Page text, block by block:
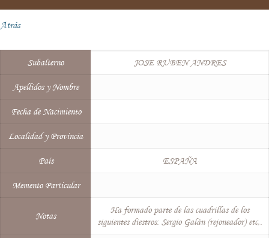
Atrás
Subalterno JOSE RUBEN ANDRES
Apellidos y Nombre
Fecha de Nacimiento
Localidad y Provincia
País ESPAÑA
Memento Particular
Notas
Ha formado parte de las cuadrillas de los
siguientes diestros: Sergio Galán (rejoneador) etc,.